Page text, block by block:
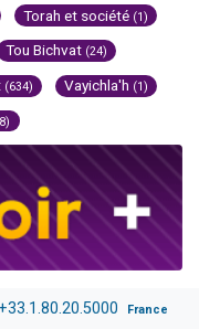
Torah et société (1)
Tou Bichvat (24)
(634) Vayichla'h (1)
+33.1.80.20.5000 France